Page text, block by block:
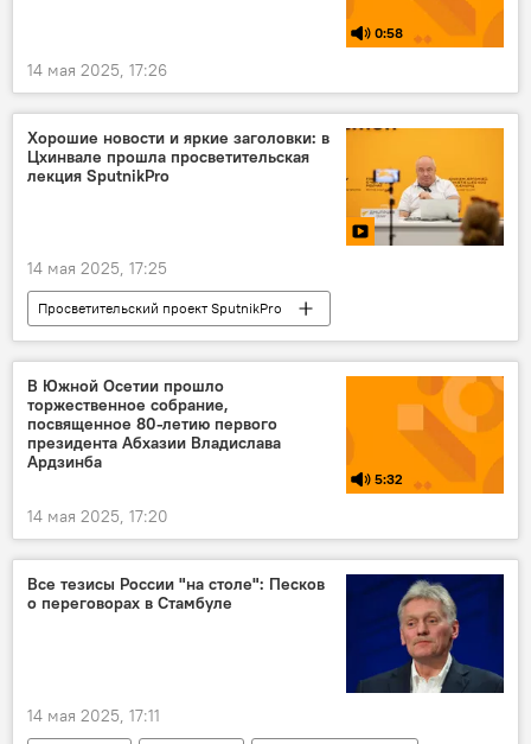
0:58
14 мая 2025, 17:26
Хорошие новости и яркие заголовки: в
Цхинвале прошла просветительская
лекция SputnikPro
14 мая 2025, 17:25
Просветительский проект SputnikPro
Южная Осетия
Новости
Пресс-центр
В Южной Осетии прошло
торжественное собрание,
посвященное 80-летию первого
президента Абхазии Владислава
Ардзинба
5:32
14 мая 2025, 17:20
Все тезисы России "на столе": Песков
о переговорах в Стамбуле
14 мая 2025, 17:11